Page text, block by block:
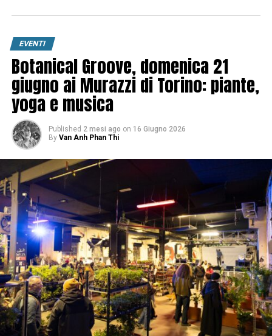
EVENTI
Botanical Groove, domenica 21
giugno ai Murazzi di Torino: piante,
yoga e musica
Published 2 mesi ago on 16 Giugno 2026
By Van Anh Phan Thi